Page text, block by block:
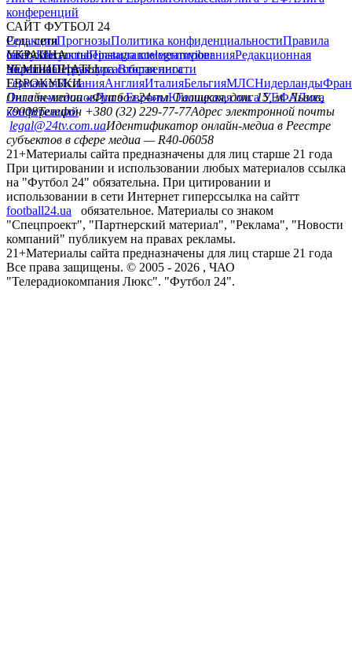
конференций
САЙТ ФУТБОЛ 24
РедакцияПрогнозыПолитика конфиденциальностиПравила
сайтуКонтактыПравила комментированияРедакционная
политикаСтруктура собственности
Соц. сети
facebookxyoutubeinstagramtelegramviber
УКРАИНА
УкраинаПервая лигаВторая лига
ЧЕМПИОНАТЫ
ГерманияИспанияАнглияИталияБельгияМЛСНидерланды
ЕВРОКУБКИ
Лига чемпионовЛига ЕвропыЮношеская лига УЕФАЛига
конференций
Онлайн-медиа «Футбол 24»пл. Галицкая, дом. 15, м. Львов,
79008Телефон +380 (32) 229-77-77Адрес электронной почты
legal@24tv.com.uaИдентификатор онлайн-медиа в Реестре
субъектов в сфере медиа — R40-06058
21+Материалы сайта предназначены для лиц старше 21 года
При цитировании и использовании любых материалов ссылка
на "Футбол 24" обязательна. При цитировании и
использовании в сети Интернет гиперссылка на сайтт
football24.ua
обязательное. Материалы со знаком
"Спецпроект", "Партнерский материал", "Реклама", "Новости
компаний" публикуем на правах рекламы.
21+Материалы сайта предназначены для лиц старше 21 года
Все права защищены. © 2005 - 2026 , ЧАО
"Телерадиокомпания Люкс". "Футбол 24".